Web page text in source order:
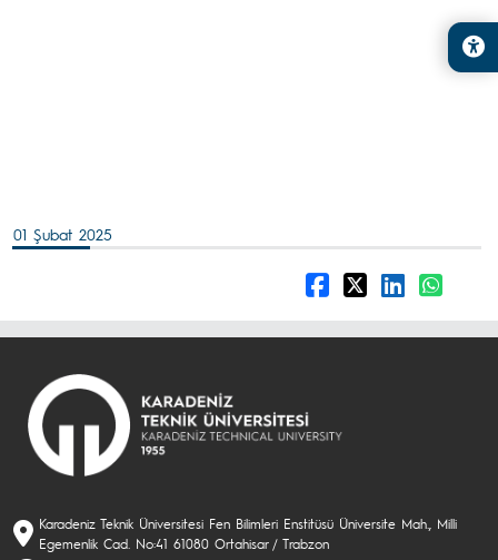
01 Şubat 2025
Karadeniz Teknik Üniversitesi Fen Bilimleri Enstitüsü Üniversite Mah., Milli
Egemenlik Cad. No:41 61080 Ortahisar / Trabzon